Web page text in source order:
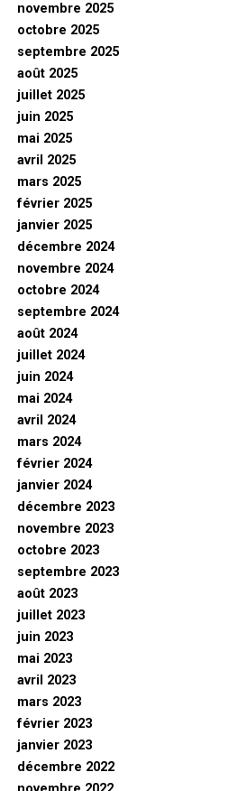
novembre 2025
octobre 2025
septembre 2025
août 2025
juillet 2025
juin 2025
mai 2025
avril 2025
mars 2025
février 2025
janvier 2025
décembre 2024
novembre 2024
octobre 2024
septembre 2024
août 2024
juillet 2024
juin 2024
mai 2024
avril 2024
mars 2024
février 2024
janvier 2024
décembre 2023
novembre 2023
octobre 2023
septembre 2023
août 2023
juillet 2023
juin 2023
mai 2023
avril 2023
mars 2023
février 2023
janvier 2023
décembre 2022